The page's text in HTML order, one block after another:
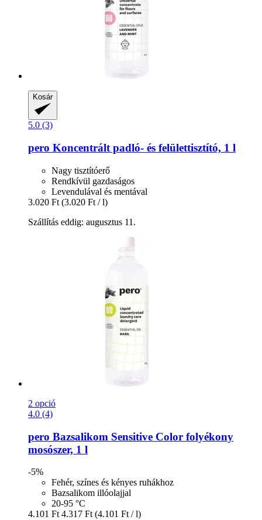
Kosár
5.0 (3)
pero Koncentrált padló-​ és felülettisztító, 1 l
Nagy tisztítóerő
Rendkívül gazdaságos
Levendulával és mentával
3.020 Ft (3.020 Ft / l)
Szállítás eddig: augusztus 11.
2 opció
4.0 (4)
pero Bazsalikom Sensitive Color folyékony
mosószer, 1 l
-5%
Fehér, színes és kényes ruhákhoz
Bazsalikom illóolajjal
20-95 °C
4.101 Ft 4.317 Ft (4.101 Ft / l)